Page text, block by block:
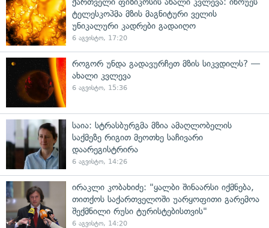
ტელესკოპმა მზის მაგნიტური ველის
უნიკალური კადრები გადაიღო
6 აგვისტო, 17:20
როგორ უნდა გადავურჩეთ მზის სიკვდილს? —
ახალი კვლევა
6 აგვისტო, 15:36
საია: სტრასბურგმა მზია ამაღლობელის
საქმეზე რიგით მეოთხე საჩივარი
დაარეგისტრირა
6 აგვისტო, 14:26
ირაკლი კობახიძე: "ყალბი შინაარსი იქმნება,
თითქოს საქართველოში უარყოფითი გარემოა
შექმნილი რუსი ტურისტებისთვის"
6 აგვისტო, 14:20